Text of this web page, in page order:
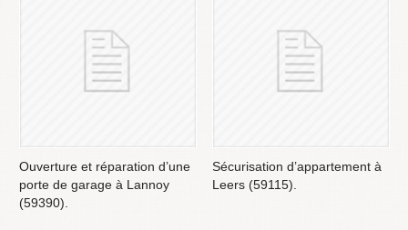
Ouverture et réparation d’une
porte de garage à Lannoy
(59390).
Sécurisation d’appartement à
Leers (59115).